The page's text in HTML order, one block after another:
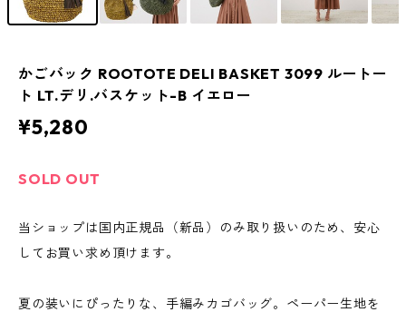
かごバック ROOTOTE DELI BASKET 3099 ルートー
ト LT.デリ.バスケット-B イエロー
¥5,280
SOLD OUT
当ショップは国内正規品（新品）のみ取り扱いのため、安心
してお買い求め頂けます。
夏の装いにぴったりな、手編みカゴバッグ。ペーパー生地を